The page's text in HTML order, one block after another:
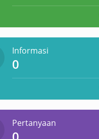
Informasi
0
Pertanyaan